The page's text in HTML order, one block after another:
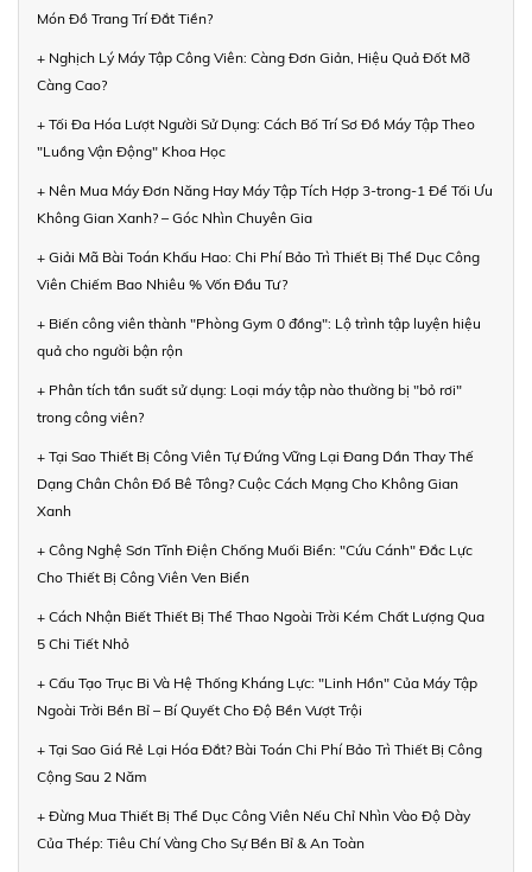
Món Đồ Trang Trí Đắt Tiền?
+ Nghịch Lý Máy Tập Công Viên: Càng Đơn Giản, Hiệu Quả Đốt Mỡ
Càng Cao?
+ Tối Đa Hóa Lượt Người Sử Dụng: Cách Bố Trí Sơ Đồ Máy Tập Theo
"Luồng Vận Động" Khoa Học
+ Nên Mua Máy Đơn Năng Hay Máy Tập Tích Hợp 3-trong-1 Để Tối Ưu
Không Gian Xanh? – Góc Nhìn Chuyên Gia
+ Giải Mã Bài Toán Khấu Hao: Chi Phí Bảo Trì Thiết Bị Thể Dục Công
Viên Chiếm Bao Nhiêu % Vốn Đầu Tư?
+ Biến công viên thành "Phòng Gym 0 đồng": Lộ trình tập luyện hiệu
quả cho người bận rộn
+ Phân tích tần suất sử dụng: Loại máy tập nào thường bị "bỏ rơi"
trong công viên?
+ Tại Sao Thiết Bị Công Viên Tự Đứng Vững Lại Đang Dần Thay Thế
Dạng Chân Chôn Đổ Bê Tông? Cuộc Cách Mạng Cho Không Gian
Xanh
+ Công Nghệ Sơn Tĩnh Điện Chống Muối Biển: "Cứu Cánh" Đắc Lực
Cho Thiết Bị Công Viên Ven Biển
+ Cách Nhận Biết Thiết Bị Thể Thao Ngoài Trời Kém Chất Lượng Qua
5 Chi Tiết Nhỏ
+ Cấu Tạo Trục Bi Và Hệ Thống Kháng Lực: "Linh Hồn" Của Máy Tập
Ngoài Trời Bền Bỉ – Bí Quyết Cho Độ Bền Vượt Trội
+ Tại Sao Giá Rẻ Lại Hóa Đắt? Bài Toán Chi Phí Bảo Trì Thiết Bị Công
Cộng Sau 2 Năm
+ Đừng Mua Thiết Bị Thể Dục Công Viên Nếu Chỉ Nhìn Vào Độ Dày
Của Thép: Tiêu Chí Vàng Cho Sự Bền Bỉ & An Toàn